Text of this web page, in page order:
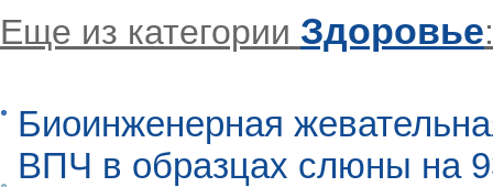
Еще из категории Здоровье:
Биоинженерная
ВПЧ в образцах слюны на